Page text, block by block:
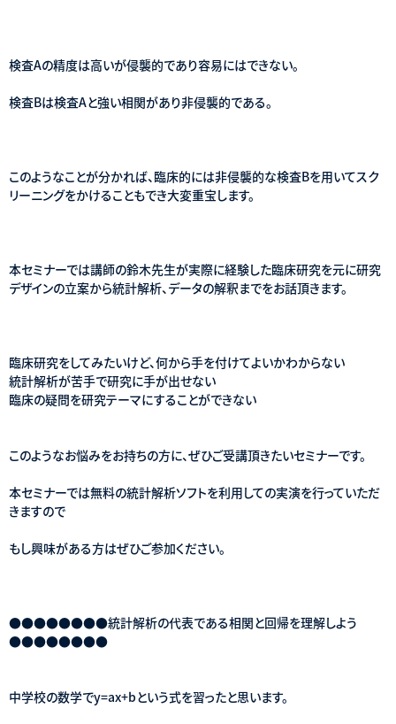
検査Aの精度は高いが侵襲的であり容易にはできない。
検査Bは検査Aと強い相関があり非侵襲的である。
このようなことが分かれば、臨床的には非侵襲的な検査Bを用いてスク
リーニングをかけることもでき大変重宝します。
本セミナーでは講師の鈴木先生が実際に経験した臨床研究を元に研究
デザインの立案から統計解析、データの解釈までをお話頂きます。
臨床研究をしてみたいけど、何から手を付けてよいかわからない
統計解析が苦手で研究に手が出せない
臨床の疑問を研究テーマにすることができない
このようなお悩みをお持ちの方に、ぜひご受講頂きたいセミナーです。
本セミナーでは無料の統計解析ソフトを利用しての実演を行っていただ
きますので
もし興味がある方はぜひご参加ください。
●●●●●●●●統計解析の代表である相関と回帰を理解しよう
●●●●●●●●
中学校の数学でy=ax+bという式を習ったと思います。